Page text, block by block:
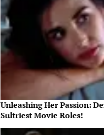
Unleashing Her Passion:
Sultriest Movie Roles!